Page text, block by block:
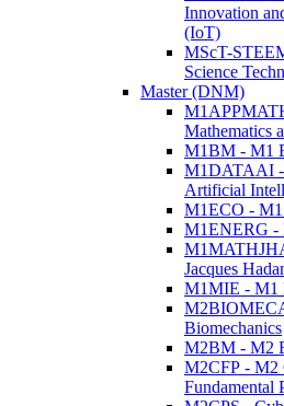
Innovation
(IoT)
MScT-
Science
Master (DNM)
Mathematics
M1BM - M1
M1DATAAI -
Artificial
M1ECO -
M1ENERG -
Jacques
M1MIE - M1
Biomechanics
M2BM - M2
M2CFP - M2
Fundamental